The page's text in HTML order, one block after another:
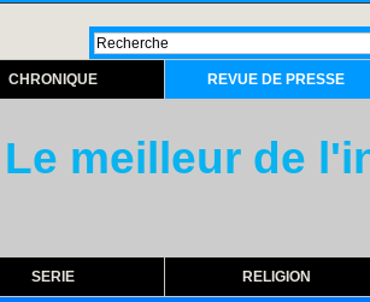
CHRONIQUE REVUE DE PRESSE
Le meilleur de
SERIE RELIGION